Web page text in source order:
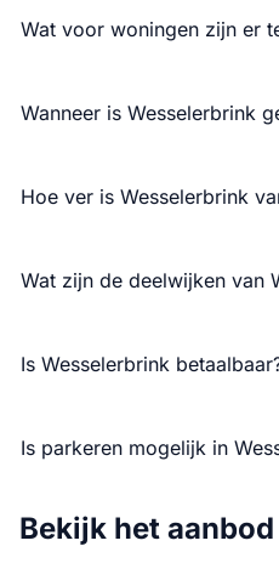
Wat voor woningen zijn er
Wanneer is Wesselerbrink
Hoe ver is Wesselerbrink
Wat zijn de deelwijken van
Is Wesselerbrink
Is parkeren mogelijk in
Bekijk het